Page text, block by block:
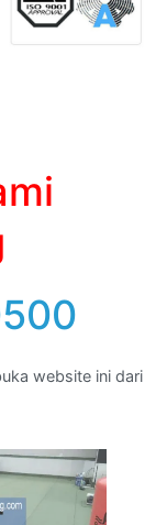
website ini dari